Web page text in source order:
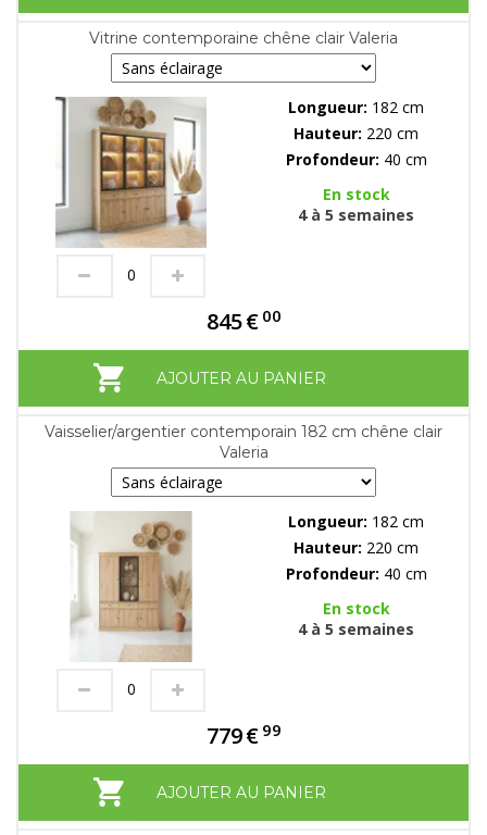
Vitrine contemporaine chêne clair Valeria
Longueur: 182 cm
Hauteur: 220 cm
Profondeur: 40 cm
En stock
4 à 5 semaines
845€ 00
AJOUTER AU PANIER
Vaisselier/argentier contemporain 182 cm chêne clair
Valeria
Longueur: 182 cm
Hauteur: 220 cm
Profondeur: 40 cm
En stock
4 à 5 semaines
779€ 99
AJOUTER AU PANIER